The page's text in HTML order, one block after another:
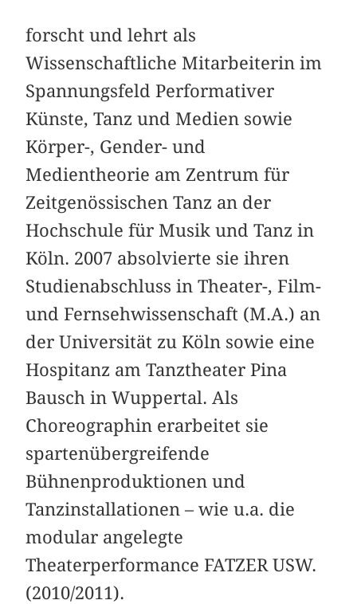
forscht und lehrt als
Wissenschaftliche Mitarbeiterin im
Spannungsfeld Performativer
Künste, Tanz und Medien sowie
Körper-, Gender- und
Medientheorie am Zentrum für
Zeitgenössischen Tanz an der
Hochschule für Musik und Tanz in
Köln. 2007 absolvierte sie ihren
Studienabschluss in Theater-, Film-
und Fernsehwissenschaft (M.A.) an
der Universität zu Köln sowie eine
Hospitanz am Tanztheater Pina
Bausch in Wuppertal. Als
Choreographin erarbeitet sie
spartenübergreifende
Bühnenproduktionen und
Tanzinstallationen – wie u.a. die
modular angelegte
Theaterperformance FATZER USW.
(2010/2011).